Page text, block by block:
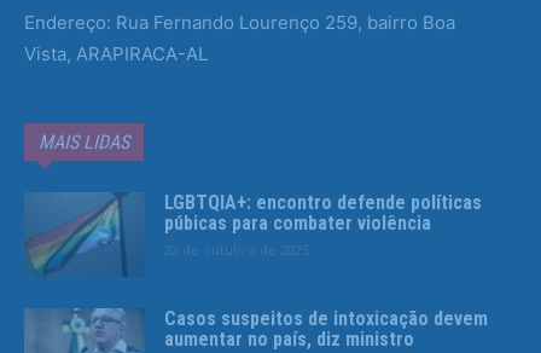
Endereço: Rua Fernando Lourenço 259, bairro Boa
Vista, ARAPIRACA-AL
MAIS LIDAS
LGBTQIA+: encontro defende políticas
púbicas para combater violência
22 de outubro de 2025
Casos suspeitos de intoxicação devem
aumentar no país, diz ministro